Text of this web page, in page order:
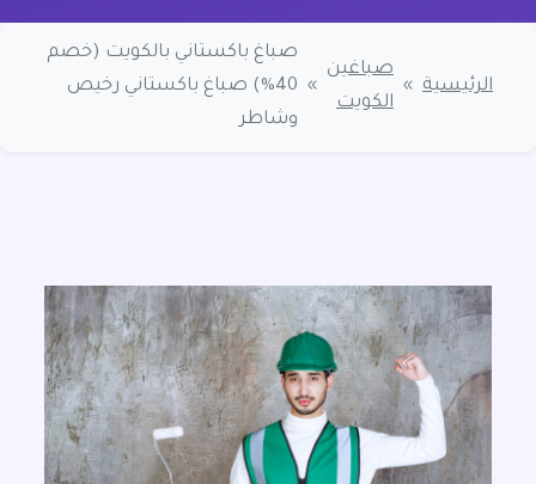
الرئيسية »
صباغين
الكويت
»
صباغ باكستاني بالكويت (خصم
40%) صباغ باكستاني رخيص
وشاطر